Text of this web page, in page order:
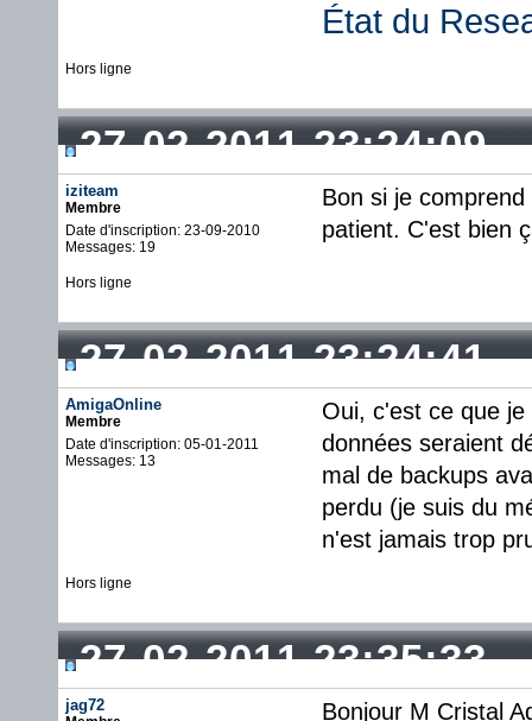
État du
Hors ligne
27-02-2011 23:24:09
iziteam
Membre
Date d'inscription: 23-09-2010
Messages: 19
Bon si je
patient. C'est bien
Hors ligne
27-02-2011 23:24:41
AmigaOnline
Membre
Date d'inscription: 05-01-2011
Messages: 13
Oui, c'est ce que
données seraient
mal de backups
perdu (je suis du
n'est jamais trop
Hors ligne
27-02-2011 23:35:33
jag72 Bonjour M Cristal